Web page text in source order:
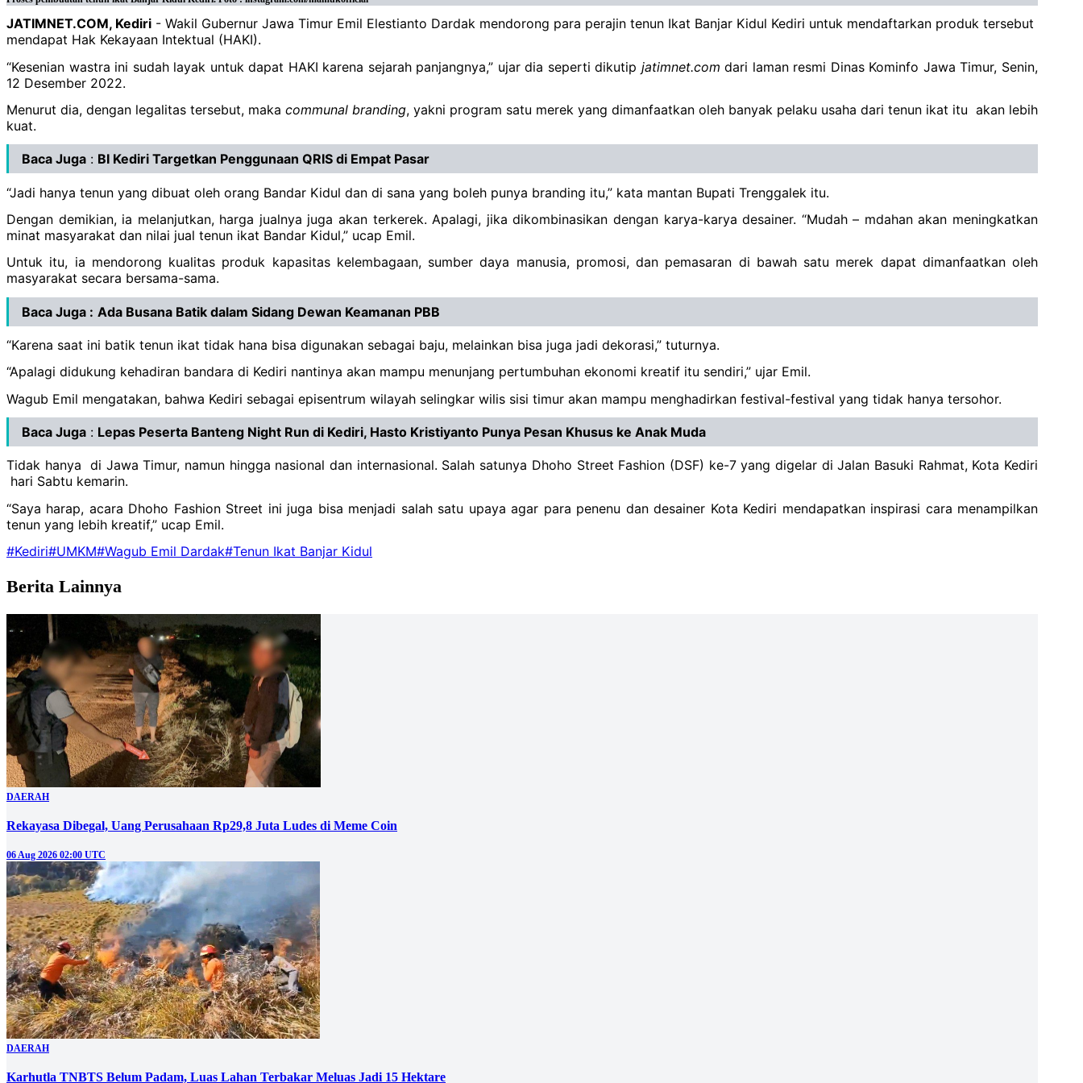
JATIMNET.COM, Kediri - Wakil Gubernur Jawa Timur Emil Elestianto Dardak mendorong para perajin tenun Ikat Banjar Kidul Kediri untuk mendaftarkan produk tersebut
mendapat Hak Kekayaan Intektual (HAKI).
“Kesenian wastra ini sudah layak untuk dapat HAKI karena sejarah panjangnya,” ujar dia seperti dikutip jatimnet.com dari laman resmi Dinas Kominfo Jawa Timur, Senin,
12 Desember 2022.
Menurut dia, dengan legalitas tersebut, maka communal branding, yakni program satu merek yang dimanfaatkan oleh banyak pelaku usaha dari tenun ikat itu akan lebih
kuat.
Baca Juga : BI Kediri Targetkan Penggunaan QRIS di Empat Pasar
“Jadi hanya tenun yang dibuat oleh orang Bandar Kidul dan di sana yang boleh punya branding itu,” kata mantan Bupati Trenggalek itu.
Dengan demikian, ia melanjutkan, harga jualnya juga akan terkerek. Apalagi, jika dikombinasikan dengan karya-karya desainer. “Mudah – mdahan akan meningkatkan
minat masyarakat dan nilai jual tenun ikat Bandar Kidul,” ucap Emil.
Untuk itu, ia mendorong kualitas produk kapasitas kelembagaan, sumber daya manusia, promosi, dan pemasaran di bawah satu merek dapat dimanfaatkan oleh
masyarakat secara bersama-sama.
Baca Juga : Ada Busana Batik dalam Sidang Dewan Keamanan PBB
“Karena saat ini batik tenun ikat tidak hana bisa digunakan sebagai baju, melainkan bisa juga jadi dekorasi,” tuturnya.
“Apalagi didukung kehadiran bandara di Kediri nantinya akan mampu menunjang pertumbuhan ekonomi kreatif itu sendiri,” ujar Emil.
Wagub Emil mengatakan, bahwa Kediri sebagai episentrum wilayah selingkar wilis sisi timur akan mampu menghadirkan festival-festival yang tidak hanya tersohor.
Baca Juga : Lepas Peserta Banteng Night Run di Kediri, Hasto Kristiyanto Punya Pesan Khusus ke Anak Muda
Tidak hanya di Jawa Timur, namun hingga nasional dan internasional. Salah satunya Dhoho Street Fashion (DSF) ke-7 yang digelar di Jalan Basuki Rahmat, Kota Kediri
hari Sabtu kemarin.
“Saya harap, acara Dhoho Fashion Street ini juga bisa menjadi salah satu upaya agar para penenu dan desainer Kota Kediri mendapatkan inspirasi cara menampilkan
tenun yang lebih kreatif,” ucap Emil.
#Kediri#UMKM#Wagub Emil Dardak#Tenun Ikat Banjar Kidul
Berita Lainnya
DAERAH
Rekayasa Dibegal, Uang Perusahaan Rp29,8 Juta Ludes di Meme Coin
06 Aug 2026 02:00 UTC
DAERAH
Karhutla TNBTS Belum Padam, Luas Lahan Terbakar Meluas Jadi 15 Hektare